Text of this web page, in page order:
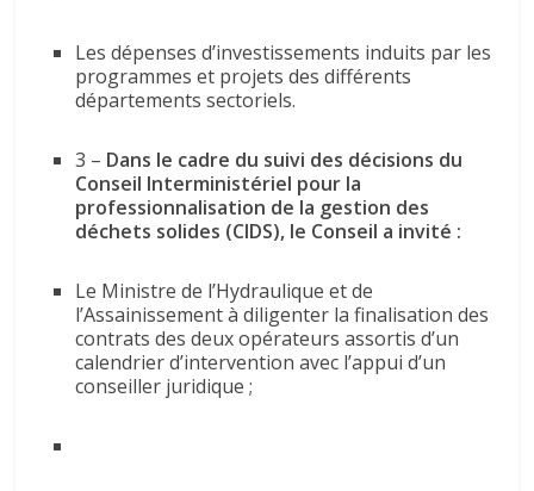
Les dépenses d’investissements induits par les
programmes et projets des différents
départements sectoriels.
3 – Dans le cadre du suivi des décisions du
Conseil Interministériel pour la
professionnalisation de la gestion des
déchets solides (CIDS), le Conseil a invité :
Le Ministre de l’Hydraulique et de
l’Assainissement à diligenter la finalisation des
contrats des deux opérateurs assortis d’un
calendrier d’intervention avec l’appui d’un
conseiller juridique ;